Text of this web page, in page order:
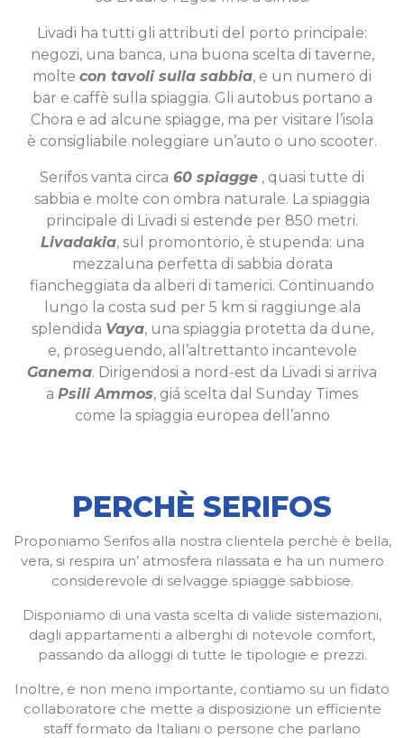
Livadi ha tutti gli attributi del porto principale:
negozi, una banca, una buona scelta di taverne,
molte con tavoli sulla sabbia, e un numero di
bar e caffè sulla spiaggia. Gli autobus portano a
Chora e ad alcune spiagge, ma per visitare l’isola
è consigliabile noleggiare un’auto o uno scooter.
Serifos vanta circa 60 spiagge , quasi tutte di
sabbia e molte con ombra naturale. La spiaggia
principale di Livadi si estende per 850 metri.
Livadakia, sul promontorio, è stupenda: una
mezzaluna perfetta di sabbia dorata
fiancheggiata da alberi di tamerici. Continuando
lungo la costa sud per 5 km si raggiunge ala
splendida Vaya, una spiaggia protetta da dune,
e, proseguendo, all’altrettanto incantevole
Ganema. Dirigendosi a nord-est da Livadi si arriva
a Psili Ammos, giá scelta dal Sunday Times
come la spiaggia europea dell’anno
PERCHÈ SERIFOS
Proponiamo Serifos alla nostra clientela perchè è bella,
vera, si respira un’ atmosfera rilassata e ha un numero
considerevole di selvagge spiagge sabbiose.
Disponiamo di una vasta scelta di valide sistemazioni,
dagli appartamenti a alberghi di notevole comfort,
passando da alloggi di tutte le tipologie e prezzi.
Inoltre, e non meno importante, contiamo su un fidato
collaboratore che mette a disposizione un efficiente
staff formato da Italiani o persone che parlano